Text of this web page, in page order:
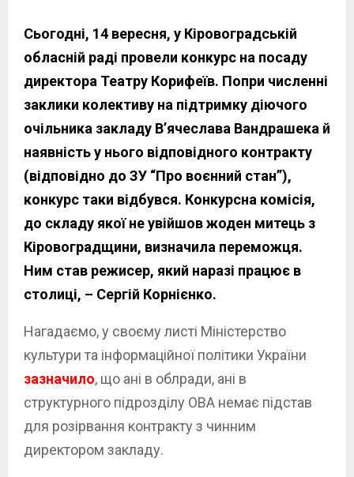
Сьогодні, 14 вересня, у Кіровоградській
обласній раді провели конкурс на посаду
директора Театру Корифеїв. Попри численні
заклики колективу на підтримку діючого
очільника закладу В’ячеслава Вандрашека й
наявність у нього відповідного контракту
(відповідно до ЗУ “Про воєнний стан”),
конкурс таки відбувся. Конкурсна комісія,
до складу якої не увійшов жоден митець з
Кіровоградщини, визначила переможця.
Ним став режисер, який наразі працює в
столиці, – Сергій Корнієнко.
Нагадаємо, у своєму листі Міністерство
культури та інформаційної політики України
зазначило, що ані в облради, ані в
структурного підрозділу ОВА немає підстав
для розірвання контракту з чинним
директором закладу.